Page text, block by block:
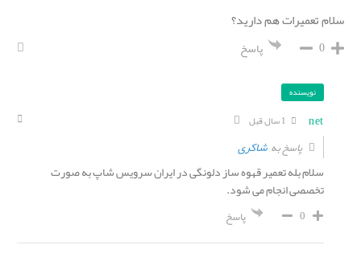
سلام تعمیرات هم دارید؟
0 پاسخ
نویسنده
net
پاسخ بهشاکری
سلام بله تعمیر قهوه ساز دلونگی در ایران سرویس شاپ به صورت
تخصصی انجام می شود.
0 پاسخ